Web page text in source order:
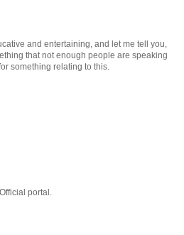
and entertaining, and let me tell you,
that not enough people are speaking
something relating to this.
portal.